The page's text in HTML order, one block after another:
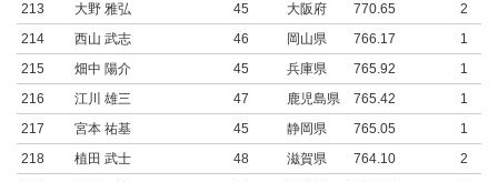
213
大野 雅弘 45 大阪府 770.65
2
214
西山 武志 46 岡山県 766.17
1
215
畑中 陽介 45 兵庫県 765.92
1
216
江川 雄三 47 鹿児島県 765.42
1
217
宮本 祐基 45 静岡県 765.05
1
218
植田 武士 48 滋賀県 764.10
2